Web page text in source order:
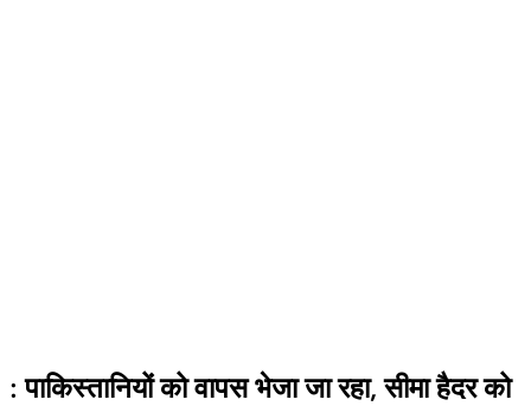
: पाकिस्तानियों को वापस भेजा जा रहा, सीमा हैदर को